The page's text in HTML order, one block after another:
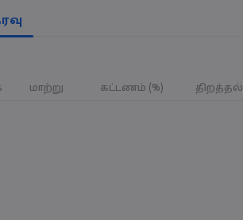
மாற்று கட்டணம் (%) திறத்தல்